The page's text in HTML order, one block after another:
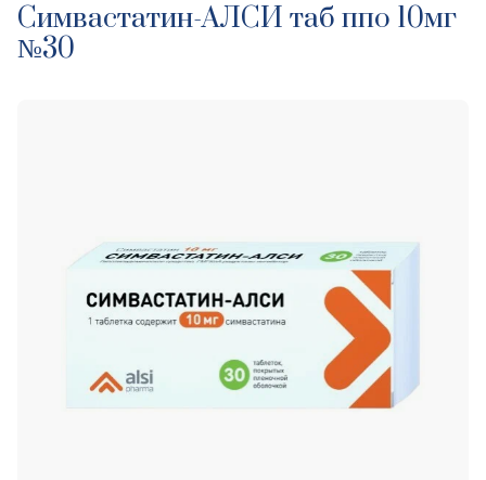
Симвастатин-АЛСИ таб ппо 10мг
№30